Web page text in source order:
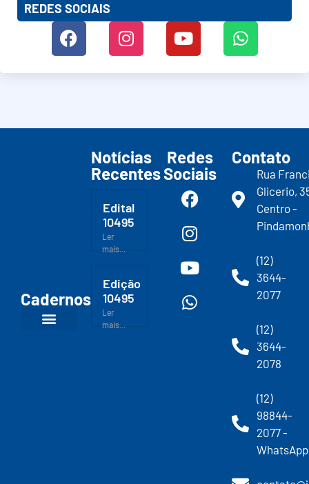
REDES SOCIAIS
Cadernos
Notícias
Recentes
Edital
10495
Ler
mais...
Edição
10495
Ler
mais...
Redes
Sociais
Contato
Rua
Glicerio,
Centro -
(12)
3644-
2077
(12)
3644-
2078
(12)
98844-
2077 -
WhatsApp